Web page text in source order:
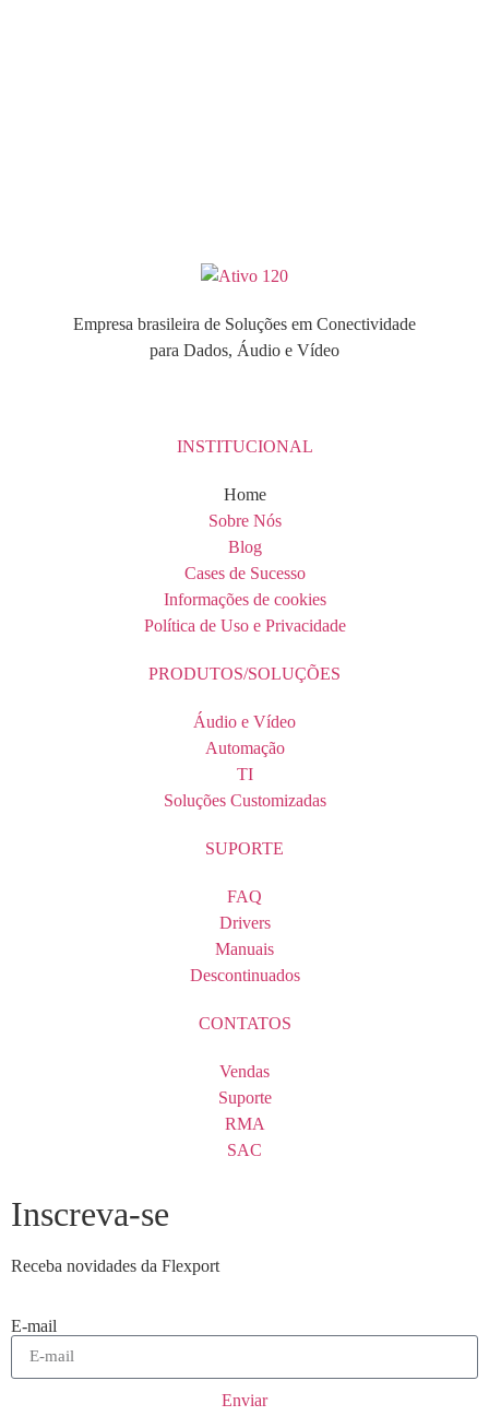
Empresa brasileira de Soluções em Conectividade
para Dados, Áudio e Vídeo
INSTITUCIONAL
Home
Sobre Nós
Blog
Cases de Sucesso
Informações de cookies
Política de Uso e Privacidade
PRODUTOS/SOLUÇÕES
Áudio e Vídeo
Automação
TI
Soluções Customizadas
SUPORTE
FAQ
Drivers
Manuais
Descontinuados
CONTATOS
Vendas
Suporte
RMA
SAC
Inscreva-se
Receba novidades da Flexport
E-mail
Enviar